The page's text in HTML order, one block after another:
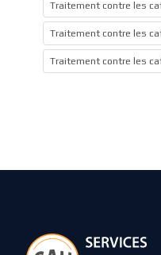
Traitement contre les
Traitement contre les
Traitement contre les